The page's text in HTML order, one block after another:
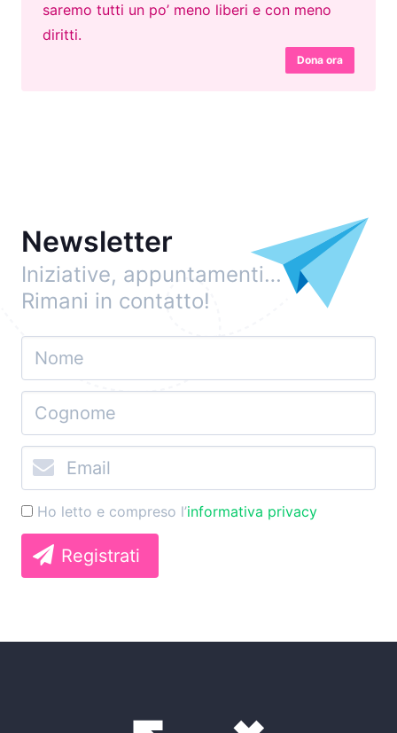
saremo tutti un po’ meno liberi e con meno
diritti.
Dona ora
Newsletter
Iniziative, appuntamenti…
Rimani in contatto!
Ho letto e compreso l’informativa privacy
Registrati